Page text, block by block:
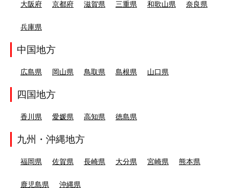
大阪府 京都府 滋賀県 三重県 和歌山県 奈良県
兵庫県
中国地方
広島県 岡山県 鳥取県 島根県 山口県
四国地方
香川県 愛媛県 高知県 徳島県
九州・沖縄地方
福岡県 佐賀県 長崎県 大分県 宮崎県 熊本県
鹿児島県 沖縄県